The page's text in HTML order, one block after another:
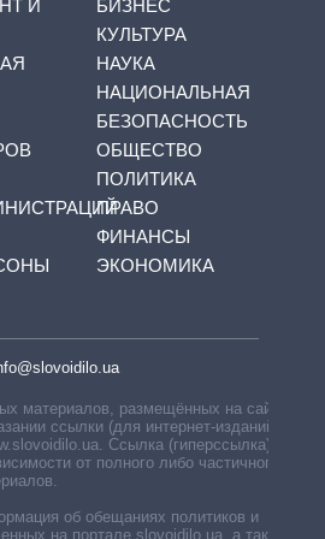
И
БИЗНЕС
КУЛЬТУРА
НАУКА
НАЦИОНАЛЬНАЯ
БЕЗОПАСНОСТЬ
ОБЩЕСТВО
ПОЛИТИКА
ПРАВО
ФИНАНСЫ
ЭКОНОМИКА
материалов, размещённых на сайте,
ссылки (для интернет-изданий —
Ссылка (гиперссылка)
от полного либо частичного
об обещаниях политиков и
на портале slovoidilo.ua, а также